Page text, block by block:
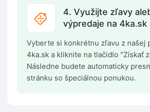
4. Využijte zľavy
výpredaje na 4ka.sk
Vyberte si konkrétnu zľavu z našej
4ka.sk a kliknite na tlačidlo "Získať
Následne budete automaticky
stránku so špeciálnou ponukou.